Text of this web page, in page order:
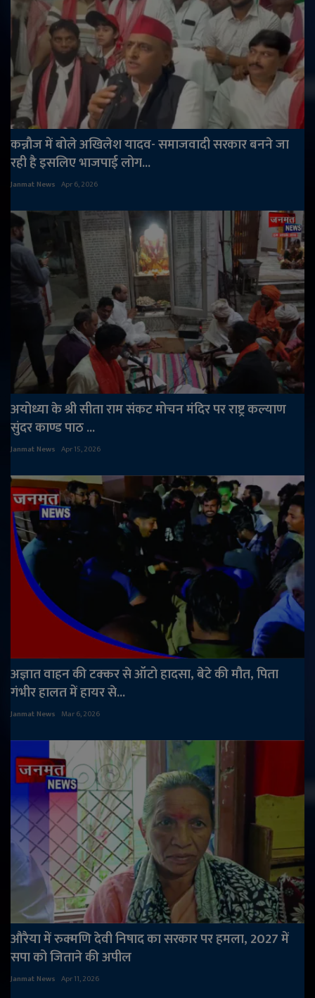
कन्नौज में बोले अखिलेश यादव- समाजवादी सरकार बनने जा
रही है इसलिए भाजपाई लोग...
Janmat News Apr 6, 2026
अयोध्या के श्री सीता राम संकट मोचन मंदिर पर राष्ट्र कल्याण
सुंदर काण्ड पाठ ...
Janmat News Apr 15, 2026
अज्ञात वाहन की टक्कर से ऑटो हादसा, बेटे की मौत, पिता
गंभीर हालत में हायर से...
Janmat News Mar 6, 2026
औरैया में रुक्मणि देवी निषाद का सरकार पर हमला, 2027 में
सपा को जिताने की अपील
Janmat News Apr 11, 2026